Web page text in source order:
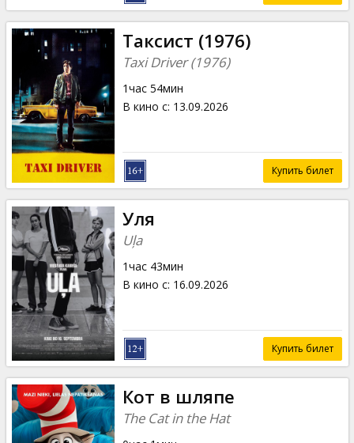
Таксист (1976)
Taxi Driver (1976)
1час 54мин
В кино с: 13.09.2026
Купить билет
Уля
Uļa
1час 43мин
В кино с: 16.09.2026
Купить билет
Кот в шляпе
The Cat in the Hat